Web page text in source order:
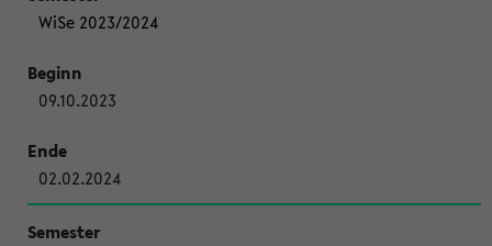
WiSe 2023/2024
09.10.2023
02.02.2024